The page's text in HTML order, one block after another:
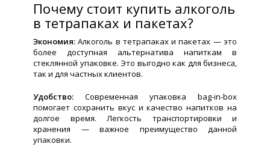
Почему стоит купить алкоголь
в тетрапаках и пакетах?
Экономия: Алкоголь в тетрапаках и пакетах — это
более доступная альтернатива напиткам в
стеклянной упаковке. Это выгодно как для бизнеса,
так и для частных клиентов.
Удобство: Современная упаковка bag-in-box
помогает сохранить вкус и качество напитков на
долгое время. Легкость транспортировки и
хранения — важное преимущество данной
упаковки.